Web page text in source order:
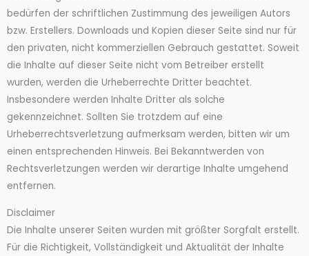
bedürfen der schriftlichen Zustimmung des jeweiligen Autors
bzw. Erstellers. Downloads und Kopien dieser Seite sind nur für
den privaten, nicht kommerziellen Gebrauch gestattet. Soweit
die Inhalte auf dieser Seite nicht vom Betreiber erstellt
wurden, werden die Urheberrechte Dritter beachtet.
Insbesondere werden Inhalte Dritter als solche
gekennzeichnet. Sollten Sie trotzdem auf eine
Urheberrechtsverletzung aufmerksam werden, bitten wir um
einen entsprechenden Hinweis. Bei Bekanntwerden von
Rechtsverletzungen werden wir derartige Inhalte umgehend
entfernen.
Disclaimer
Die Inhalte unserer Seiten wurden mit größter Sorgfalt erstellt.
Für die Richtigkeit, Vollständigkeit und Aktualität der Inhalte